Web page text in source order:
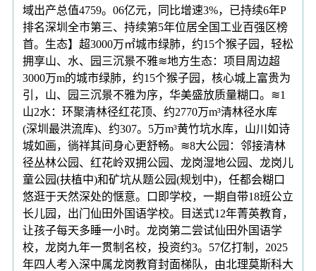
域出产总值4759。06亿元，同比增速3%，已持续6年P
排名深圳全市第三、持续第5年位居全国工业百强区榜
首。生态】超3000万㎡城市绿肺，约15个猴子园，轻松
拥享山、水、园三沉景不雅≋地方生态：项目周边超
3000万m的城市绿肺，约15个猴子园，核心城上富贵为
引，山、园三沉景不雅为序，华美盛放质量糊口。≋1
山2水：环聚清林径红花顶、约2770万m³清林径水库
(深圳最洪流库)、约307。5万m³黄竹坑水库，山川如诗
城如画，徜祥其间身心更舒畅。≋8大公园：邻接清林
径丛林公园、红花岭双拥公园、龙岗湿地公园、龙岗儿
童公园(扶植中)和矿坑从题公园(规划中)，任都会糊口
悠逛于天然深处的惬意。口即学校，一期自带18班公立
长儿园，出门仙田外国语学校。目送式12年菁英教育，
让孩子每天多睡一小时。龙岗第二尝试仙田外国语学
校，龙岗九年一贯制名校，投资约3。57亿打制，2025
年四人考入深中属龙岗教育封面梯队，由北理莫斯科大